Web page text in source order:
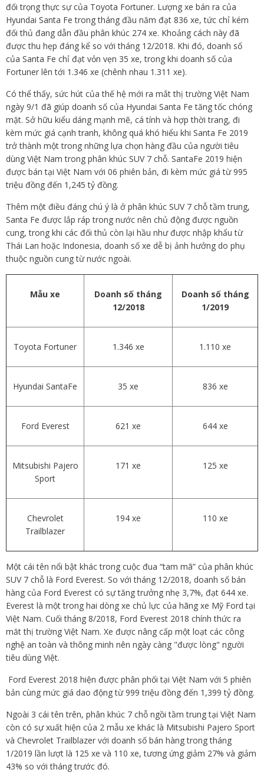
đối trọng thực sự của Toyota Fortuner. Lượng xe bán ra của
Hyundai Santa Fe trong tháng đầu năm đạt 836 xe, tức chỉ kém
đối thủ đang dẫn đầu phân khúc 274 xe. Khoảng cách này đã
được thu hẹp đáng kể so với tháng 12/2018. Khi đó, doanh số
của Santa Fe chỉ đạt vỏn vẹn 35 xe, trong khi doanh số của
Fortuner lên tới 1.346 xe (chênh nhau 1.311 xe).
Có thể thấy, sức hút của thế hệ mới ra mắt thị trường Việt Nam
ngày 9/1 đã giúp doanh số của Hyundai Santa Fe tăng tốc chóng
mặt. Sở hữu kiểu dáng mạnh mẽ, cá tính và hợp thời trang, đi
kèm mức giá cạnh tranh, không quá khó hiểu khi Santa Fe 2019
trở thành một trong những lựa chọn hàng đầu của người tiêu
dùng Việt Nam trong phân khúc SUV 7 chỗ. SantaFe 2019 hiện
được bán tại Việt Nam với 06 phiên bản, đi kèm mức giá từ 995
triệu đồng đến 1,245 tỷ đồng.
Thêm một điều đáng chú ý là ở phân khúc SUV 7 chỗ tầm trung,
Santa Fe được lắp ráp trong nước nên chủ động được nguồn
cung, trong khi các đối thủ còn lại hầu như được nhập khẩu từ
Thái Lan hoặc Indonesia, doanh số xe dễ bị ảnh hưởng do phụ
thuộc nguồn cung từ nước ngoài.
Mẫu xe
Doanh số tháng
12/2018
Doanh số tháng
1/2019
Toyota Fortuner 1.346 xe 1.110 xe
Hyundai SantaFe 35 xe 836 xe
Ford Everest 621 xe 644 xe
Mitsubishi Pajero
Sport
171 xe 125 xe
Chevrolet
Trailblazer
194 xe 110 xe
Một cái tên nổi bật khác trong cuộc đua “tam mã” của phân khúc
SUV 7 chỗ là Ford Everest. So với tháng 12/2018, doanh số bán
hàng của Ford Everest có sự tăng trưởng nhẹ 3,7%, đạt 644 xe.
Everest là một trong hai dòng xe chủ lực của hãng xe Mỹ Ford tại
Việt Nam. Cuối tháng 8/2018, Ford Everest 2018 chính thức ra
măt thị trường Việt Nam. Xe được nâng cấp một loạt các công
nghệ an toàn và thông minh nên ngày càng "được lòng" người
tiêu dùng Việt.
Ford Everest 2018 hiện được phân phối tại Việt Nam với 5 phiên
bản cùng mức giá dao động từ 999 triệu đồng đến 1,399 tỷ đồng.
Ngoài 3 cái tên trên, phân khúc 7 chỗ ngồi tầm trung tại Việt Nam
còn có sự xuất hiện của 2 mẫu xe khác là Mitsubishi Pajero Sport
và Chevrolet Trailblazer với doanh số bán hàng trong tháng
1/2019 lần lượt là 125 xe và 110 xe, tương ứng giảm 27% và giảm
43% so với tháng trước đó.